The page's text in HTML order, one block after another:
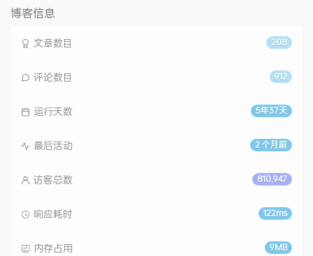
博客信息
208
文章数目
912
评论数目
5年37天
运行天数
2 个月前
最后活动
810,947
访客总数
122ms
响应耗时
9MB
内存占用